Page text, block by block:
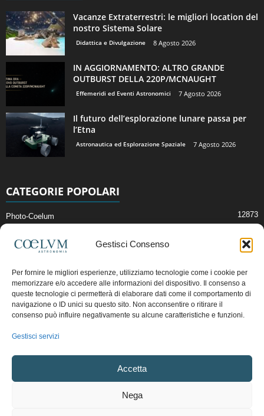
Gestisci Consenso
Per fornire le migliori esperienze, utilizziamo tecnologie come i cookie per
memorizzare e/o accedere alle informazioni del dispositivo. Il consenso a
queste tecnologie ci permetterà di elaborare dati come il comportamento di
navigazione o ID unici su questo sito. Non acconsentire o ritirare il
consenso può influire negativamente su alcune caratteristiche e funzioni.
Gestisci servizi
Accetta
Nega
Vacanze Extraterrestri: le migliori location del
nostro Sistema Solare
Didattica e Divulgazione 8 Agosto 2026
IN AGGIORNAMENTO: ALTRO GRANDE
OUTBURST DELLA 220P/MCNAUGHT
Effemeridi ed Eventi Astronomici 7 Agosto 2026
Il futuro dell’esplorazione lunare passa per
l’Etna
Astronautica ed Esplorazione Spaziale 7 Agosto 2026
CATEGORIE POPOLARI
Photo-Coelum 12873
News di Astronomia 2412
Cielo del Mese
Astronomia, Astrofisica e Cosmologia
Articoli e Risorse On-Line
Copyright © 1997 - 2024 vietata la riproduzione.